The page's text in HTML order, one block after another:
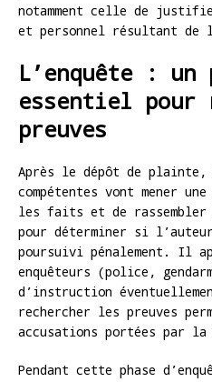
notamment celle de
et personnel résultant de
L’enquête : un
essentiel pour
preuves
Après le dépôt de
compétentes vont mener une
les faits et de rassembler
pour déterminer si
poursuivi pénalement. Il
enquêteurs (police,
d’instruction
rechercher les preuves
accusations portées par
Pendant cette phase